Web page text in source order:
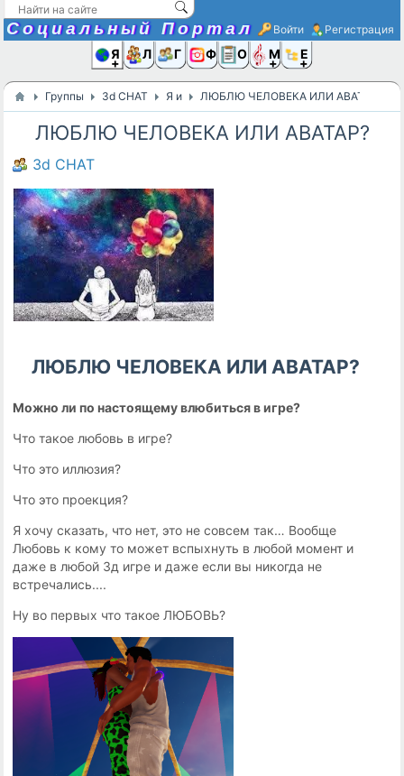
Социальный Портал Войти Регистрация
Я иЛюди
Группы
Фото Ещё
Группы 3d CHAT Я и ЛЮБЛЮ ЧЕЛОВЕКА ИЛИ АВАТАР?
ЛЮБЛЮ ЧЕЛОВЕКА ИЛИ АВАТАР?
3d CHAT
ЛЮБЛЮ ЧЕЛОВЕКА ИЛИ АВАТАР?
Можно ли по настоящему влюбиться в игре?
Что такое любовь в игре?
Что это иллюзия?
Что это проекция?
Я хочу сказать, что нет, это не совсем так… Вообще
Любовь к кому то может вспыхнуть в любой момент и
даже в любой 3д игре и даже если вы никогда не
встречались....
Ну во первых что такое ЛЮБОВЬ?